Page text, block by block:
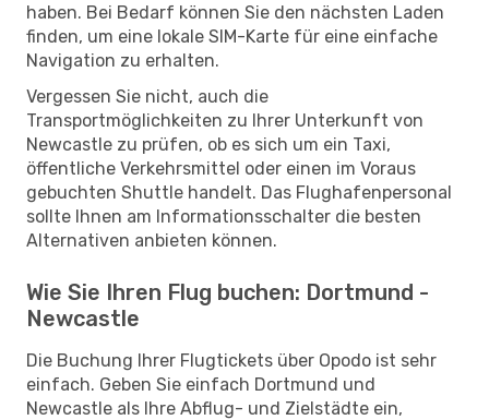
haben. Bei Bedarf können Sie den nächsten Laden
finden, um eine lokale SIM-Karte für eine einfache
Navigation zu erhalten.
Vergessen Sie nicht, auch die
Transportmöglichkeiten zu Ihrer Unterkunft von
Newcastle zu prüfen, ob es sich um ein Taxi,
öffentliche Verkehrsmittel oder einen im Voraus
gebuchten Shuttle handelt. Das Flughafenpersonal
sollte Ihnen am Informationsschalter die besten
Alternativen anbieten können.
Wie Sie Ihren Flug buchen: Dortmund -
Newcastle
Die Buchung Ihrer Flugtickets über Opodo ist sehr
einfach. Geben Sie einfach Dortmund und
Newcastle als Ihre Abflug- und Zielstädte ein,